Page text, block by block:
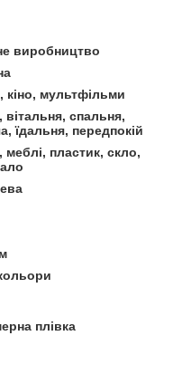
виробництво
кіно, мультфільми
вітальня, спальня,
їдальня, передпокій
меблі, пластик, скло,
плівка